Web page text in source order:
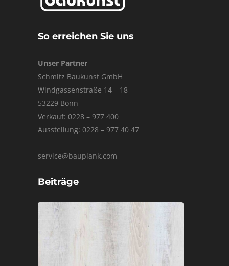
So erreichen Sie uns
Unser Partner
Schmitz Baukunst GmbH
Windgassenstraße 14 – 18
53229 Bonn
Verkauf: 0228 – 977 400
Ausstellung: 0228 – 977 40 47
service@bauplank.com
Beiträge